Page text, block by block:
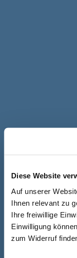
Diese Website
Auf unserer
Ihnen relevant zu
Ihre freiwillige
Einwilligung
zum Widerruf